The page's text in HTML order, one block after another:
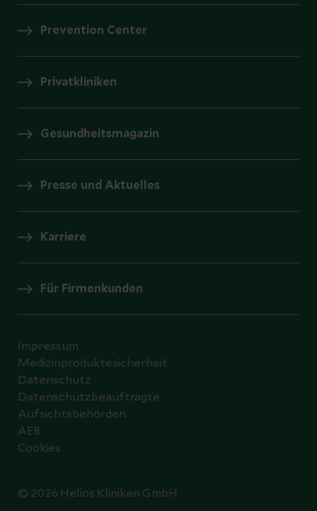
Prevention Center
Privatkliniken
Gesundheitsmagazin
Presse und Aktuelles
Karriere
Für Firmenkunden
© 2026 Helios Kliniken GmbH
Impressum
Medizinproduktesicherheit
Datenschutz
Datenschutzbeauftragte
Aufsichtsbehörden
AEB
Cookies